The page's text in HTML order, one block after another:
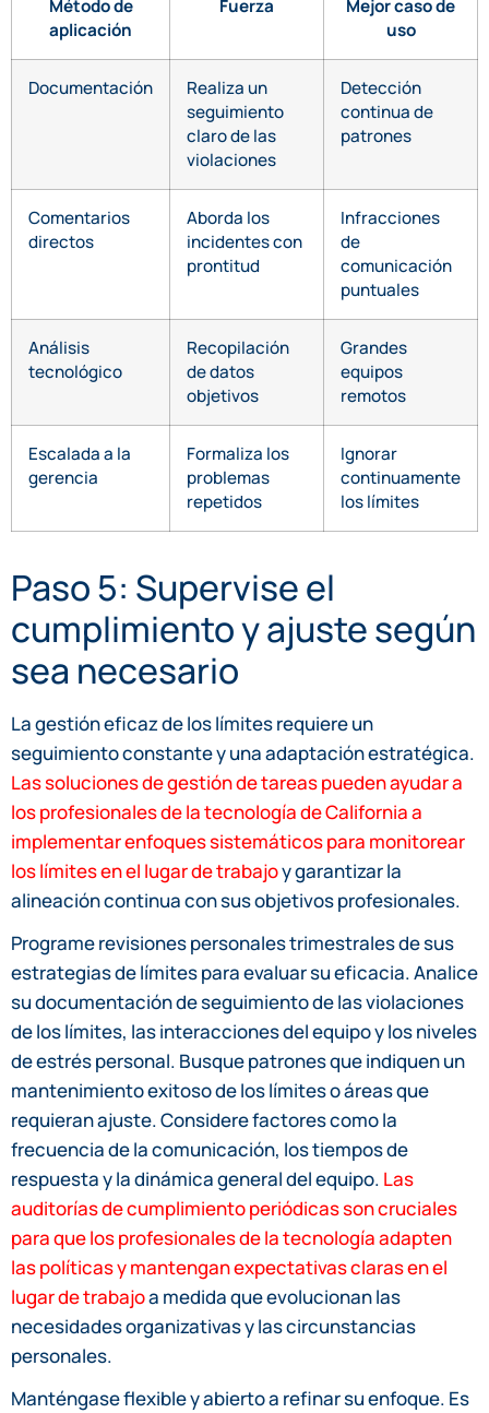
Método de
aplicación
Fuerza
Mejor caso de
uso
Documentación
Realiza un
seguimiento
claro de las
violaciones
Detección
continua de
patrones
Comentarios
directos
Aborda los
incidentes con
prontitud
Infracciones
de
comunicación
puntuales
Análisis
tecnológico
Recopilación
de datos
objetivos
Grandes
equipos
remotos
Escalada a la
gerencia
Formaliza los
problemas
repetidos
Ignorar
continuamente
los límites
Paso 5: Supervise el
cumplimiento y ajuste según
sea necesario
La gestión eficaz de los límites requiere un
seguimiento constante y una adaptación estratégica.
Las soluciones de gestión de tareas pueden ayudar a
los profesionales de la tecnología de California a
implementar enfoques sistemáticos para monitorear
los límites en el lugar de trabajoy garantizar la
alineación continua con sus objetivos profesionales.
Programe revisiones personales trimestrales de sus
estrategias de límites para evaluar su eficacia. Analice
su documentación de seguimiento de las violaciones
de los límites, las interacciones del equipo y los niveles
de estrés personal. Busque patrones que indiquen un
mantenimiento exitoso de los límites o áreas que
requieran ajuste. Considere factores como la
frecuencia de la comunicación, los tiempos de
respuesta y la dinámica general del equipo. Las
auditorías de cumplimiento periódicas son cruciales
para que los profesionales de la tecnología adapten
las políticas y mantengan expectativas claras en el
lugar de trabajoa medida que evolucionan las
necesidades organizativas y las circunstancias
personales.
Manténgase flexible y abierto a refinar su enfoque. Es